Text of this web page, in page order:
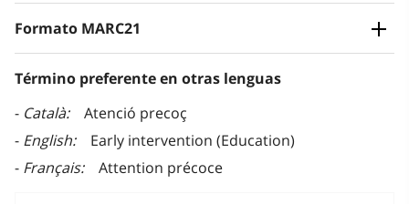
Formato MARC21
Término preferente en otras lenguas
Català
Atenció precoç
English
Early intervention (Education)
Français
Attention précoce